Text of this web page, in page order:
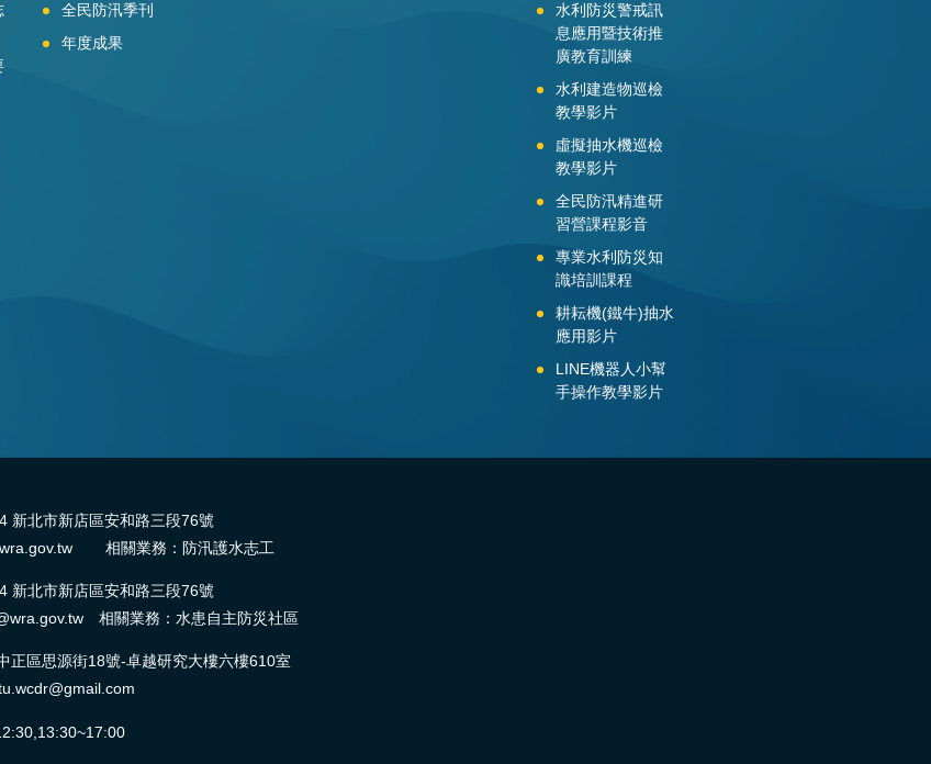
全民防汛季刊
年度成果
水利防災警戒訊
息應用暨技術推
廣教育訓練
水利建造物巡檢
教學影片
虛擬抽水機巡檢
教學影片
全民防汛精進研
習營課程影音
專業水利防災知
識培訓課程
耕耘機(鐵牛)抽水
應用影片
LINE機器人小幫
手操作教學影片
新北市新店區安和路三段76號
相關業務：防汛護水志工
新北市新店區安和路三段76號
相關業務：水患自主防災社區
區思源街18號-卓越研究大樓六樓610室